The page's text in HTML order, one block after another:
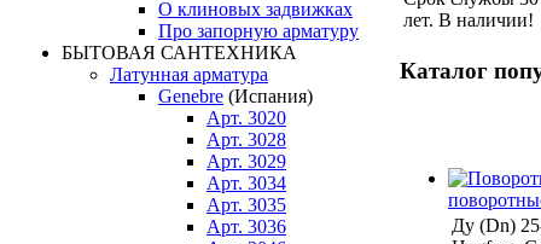
О клиновых задвижках
Про запорную арматуру
БЫТОВАЯ САНТЕХНИКА
Латунная арматура
Genebre (Испания)
Арт. 3020
Арт. 3028
Арт. 3029
Арт. 3034
Арт. 3035
Арт. 3036
лет. В наличии!
Каталог
Ду (Dn)